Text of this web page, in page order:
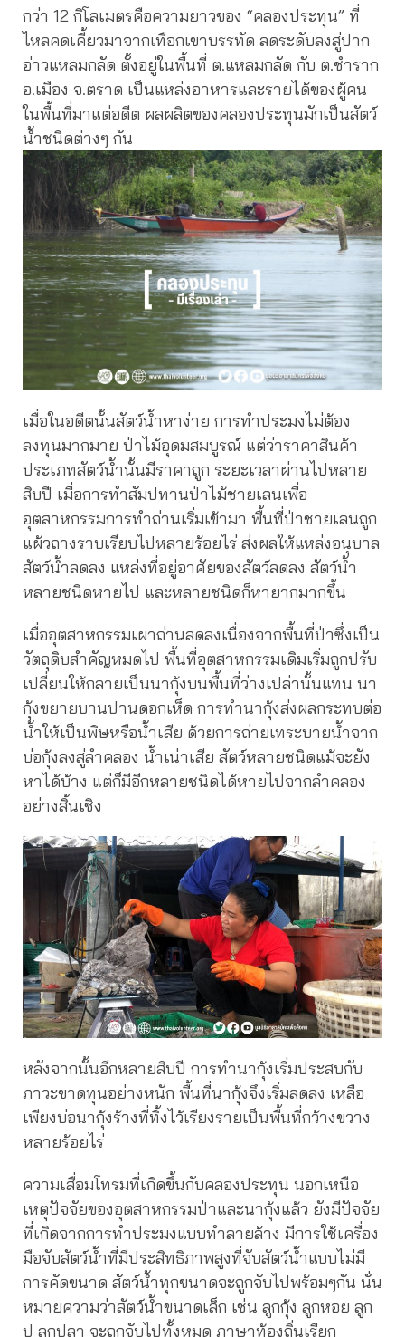
กว่า 12 กิโลเมตรคือความยาวของ “คลองประทุน” ที่
ไหลคดเคี้ยวมาจากเทือกเขาบรรทัด ลดระดับลงสู่ปาก
อ่าวแหลมกลัด ตั้งอยู่ในพื้นที่ ต.แหลมกลัด กับ ต.ชำราก
อ.เมือง จ.ตราด เป็นแหล่งอาหารและรายได้ของผู้คน
ในพื้นที่มาแต่อดีต ผลผลิตของคลองประทุนมักเป็นสัตว์
น้ำชนิดต่างๆ กัน
เมื่อในอดีตนั้นสัตว์น้ำหาง่าย การทำประมงไม่ต้อง
ลงทุนมากมาย ป่าไม้อุดมสมบูรณ์ แต่ว่าราคาสินค้า
ประเภทสัตว์น้ำนั้นมีราคาถูก ระยะเวลาผ่านไปหลาย
สิบปี เมื่อการทำสัมปทานป่าไม้ชายเลนเพื่อ
อุตสาหกรรมการทำถ่านเริ่มเข้ามา พื้นที่ป่าชายเลนถูก
แผ้วถางราบเรียบไปหลายร้อยไร่ ส่งผลให้แหล่งอนุบาล
สัตว์น้ำลดลง แหล่งที่อยู่อาศัยของสัตว์ลดลง สัตว์น้ำ
หลายชนิดหายไป และหลายชนิดก็หายากมากขึ้น
เมื่ออุตสาหกรรมเผาถ่านลดลงเนื่องจากพื้นที่ป่าซึ่งเป็น
วัตถุดิบสำคัญหมดไป พื้นที่อุตสาหกรรมเดิมเริ่มถูกปรับ
เปลี่ยนให้กลายเป็นนากุ้งบนพื้นที่ว่างเปล่านั้นแทน นา
กุ้งขยายบานปานดอกเห็ด การทำนากุ้งส่งผลกระทบต่อ
น้ำให้เป็นพิษหรือน้ำเสีย ด้วยการถ่ายเทระบายน้ำจาก
บ่อกุ้งลงสู่ลำคลอง น้ำเน่าเสีย สัตว์หลายชนิดแม้จะยัง
หาได้บ้าง แต่ก็มีอีกหลายชนิดได้หายไปจากลำคลอง
อย่างสิ้นเชิง
หลังจากนั้นอีกหลายสิบปี การทำนากุ้งเริ่มประสบกับ
ภาวะขาดทุนอย่างหนัก พื้นที่นากุ้งจึงเริ่มลดลง เหลือ
เพียงบ่อนากุ้งร้างที่ทิ้งไว้เรียงรายเป็นพื้นที่กว้างขวาง
หลายร้อยไร่
ความเสื่อมโทรมที่เกิดขึ้นกับคลองประทุน นอกเหนือ
เหตุปัจจัยของอุตสาหกรรมป่าและนากุ้งแล้ว ยังมีปัจจัย
ที่เกิดจากการทำประมงแบบทำลายล้าง มีการใช้เครื่อง
มือจับสัตว์น้ำที่มีประสิทธิภาพสูงที่จับสัตว์น้ำแบบไม่มี
การคัดขนาด สัตว์น้ำทุกขนาดจะถูกจับไปพร้อมๆกัน นั่น
หมายความว่าสัตว์น้ำขนาดเล็ก เช่น ลูกกุ้ง ลูกหอย ลูก
ปู ลูกปลา จะถูกจับไปทั้งหมด ภาษาท้องถิ่นเรียก